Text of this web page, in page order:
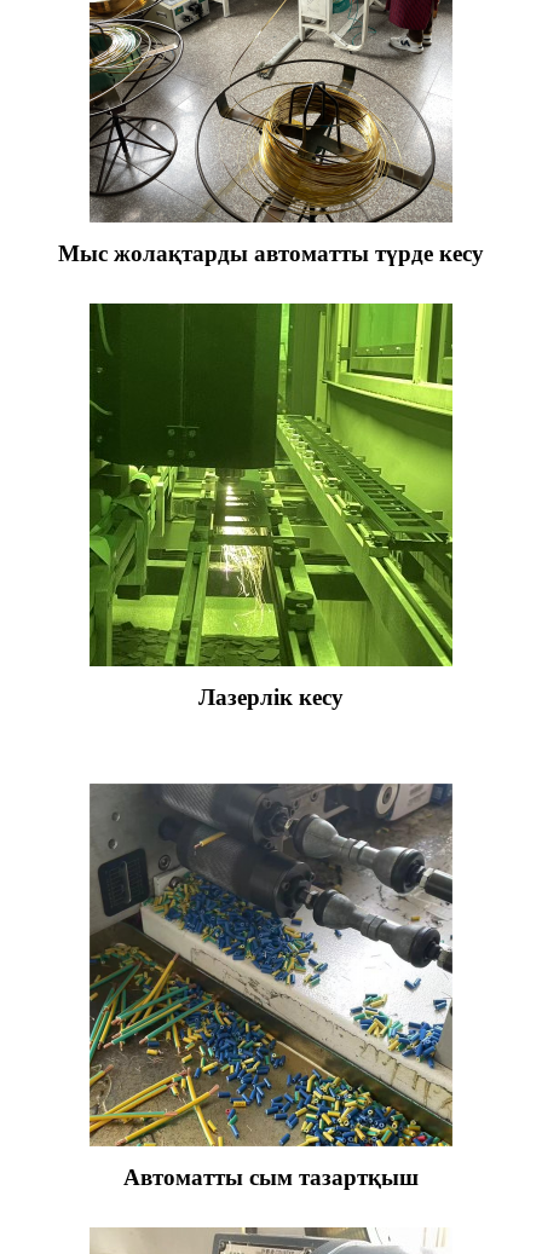
Мыс жолақтарды автоматты түрде кесу
Лазерлік кесу
Автоматты сым тазартқыш